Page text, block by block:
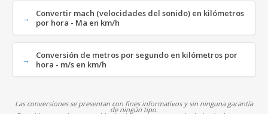
Convertir mach (velocidades del sonido) en kilómetros
por hora - Ma en km/h
Conversión de metros por segundo en kilómetros por
hora - m/s en km/h
Las conversiones se presentan con fines informativos y sin ninguna garantía
de ningún tipo.